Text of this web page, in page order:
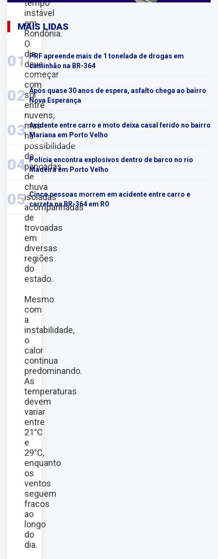
tempo
instável
em
Rondônia.
O
dia
deve
começar
com
sol
entre
nuvens,
mas
há
possibilidade
de
pancadas
de
chuva
isoladas
acompanhadas
de
trovoadas
em
diversas
regiões
do
estado.
Mesmo
com
a
instabilidade,
o
calor
continua
predominando.
As
temperaturas
devem
variar
entre
21°C
e
29°C,
enquanto
os
ventos
seguem
fracos
ao
longo
do
dia.
MAIS LIDAS
01
PRF apreende mais de 1 tonelada de drogas em
caminhão na BR-364
02 Após quase 30 anos de espera, asfalto chega ao bairro
Nova Esperança
03 Acidente entre carro e moto deixa casal ferido no bairro
Mariana em Porto Velho
04
Polícia encontra explosivos dentro de barco no rio
Madeira em Porto Velho
05 Cinco pessoas morrem em acidente entre carro e
carreta na BR-364 em RO